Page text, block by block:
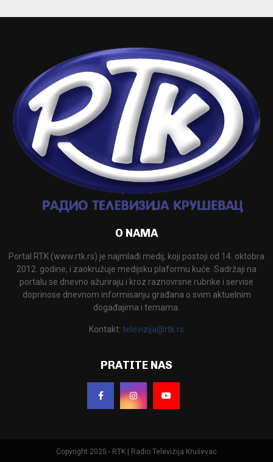
O NAMA
Portal RTK (www.rtk.rs) je najmlađi medij, koji postoji od 14. oktobra
2012. godine, i zaokružuje medijsku plaformu kuće. Sadržaji na
portalu se dnevno ažuriraju i kroz raznovrsne rubrike i servise
doprinose dnevnom informisanju građana o svim aktuelnim
događajima i temama.
Kontakt: televizija@rtk.rs
PRATITE NAS
Copyright 2025 - RTK | Radio Televizija Kruševac